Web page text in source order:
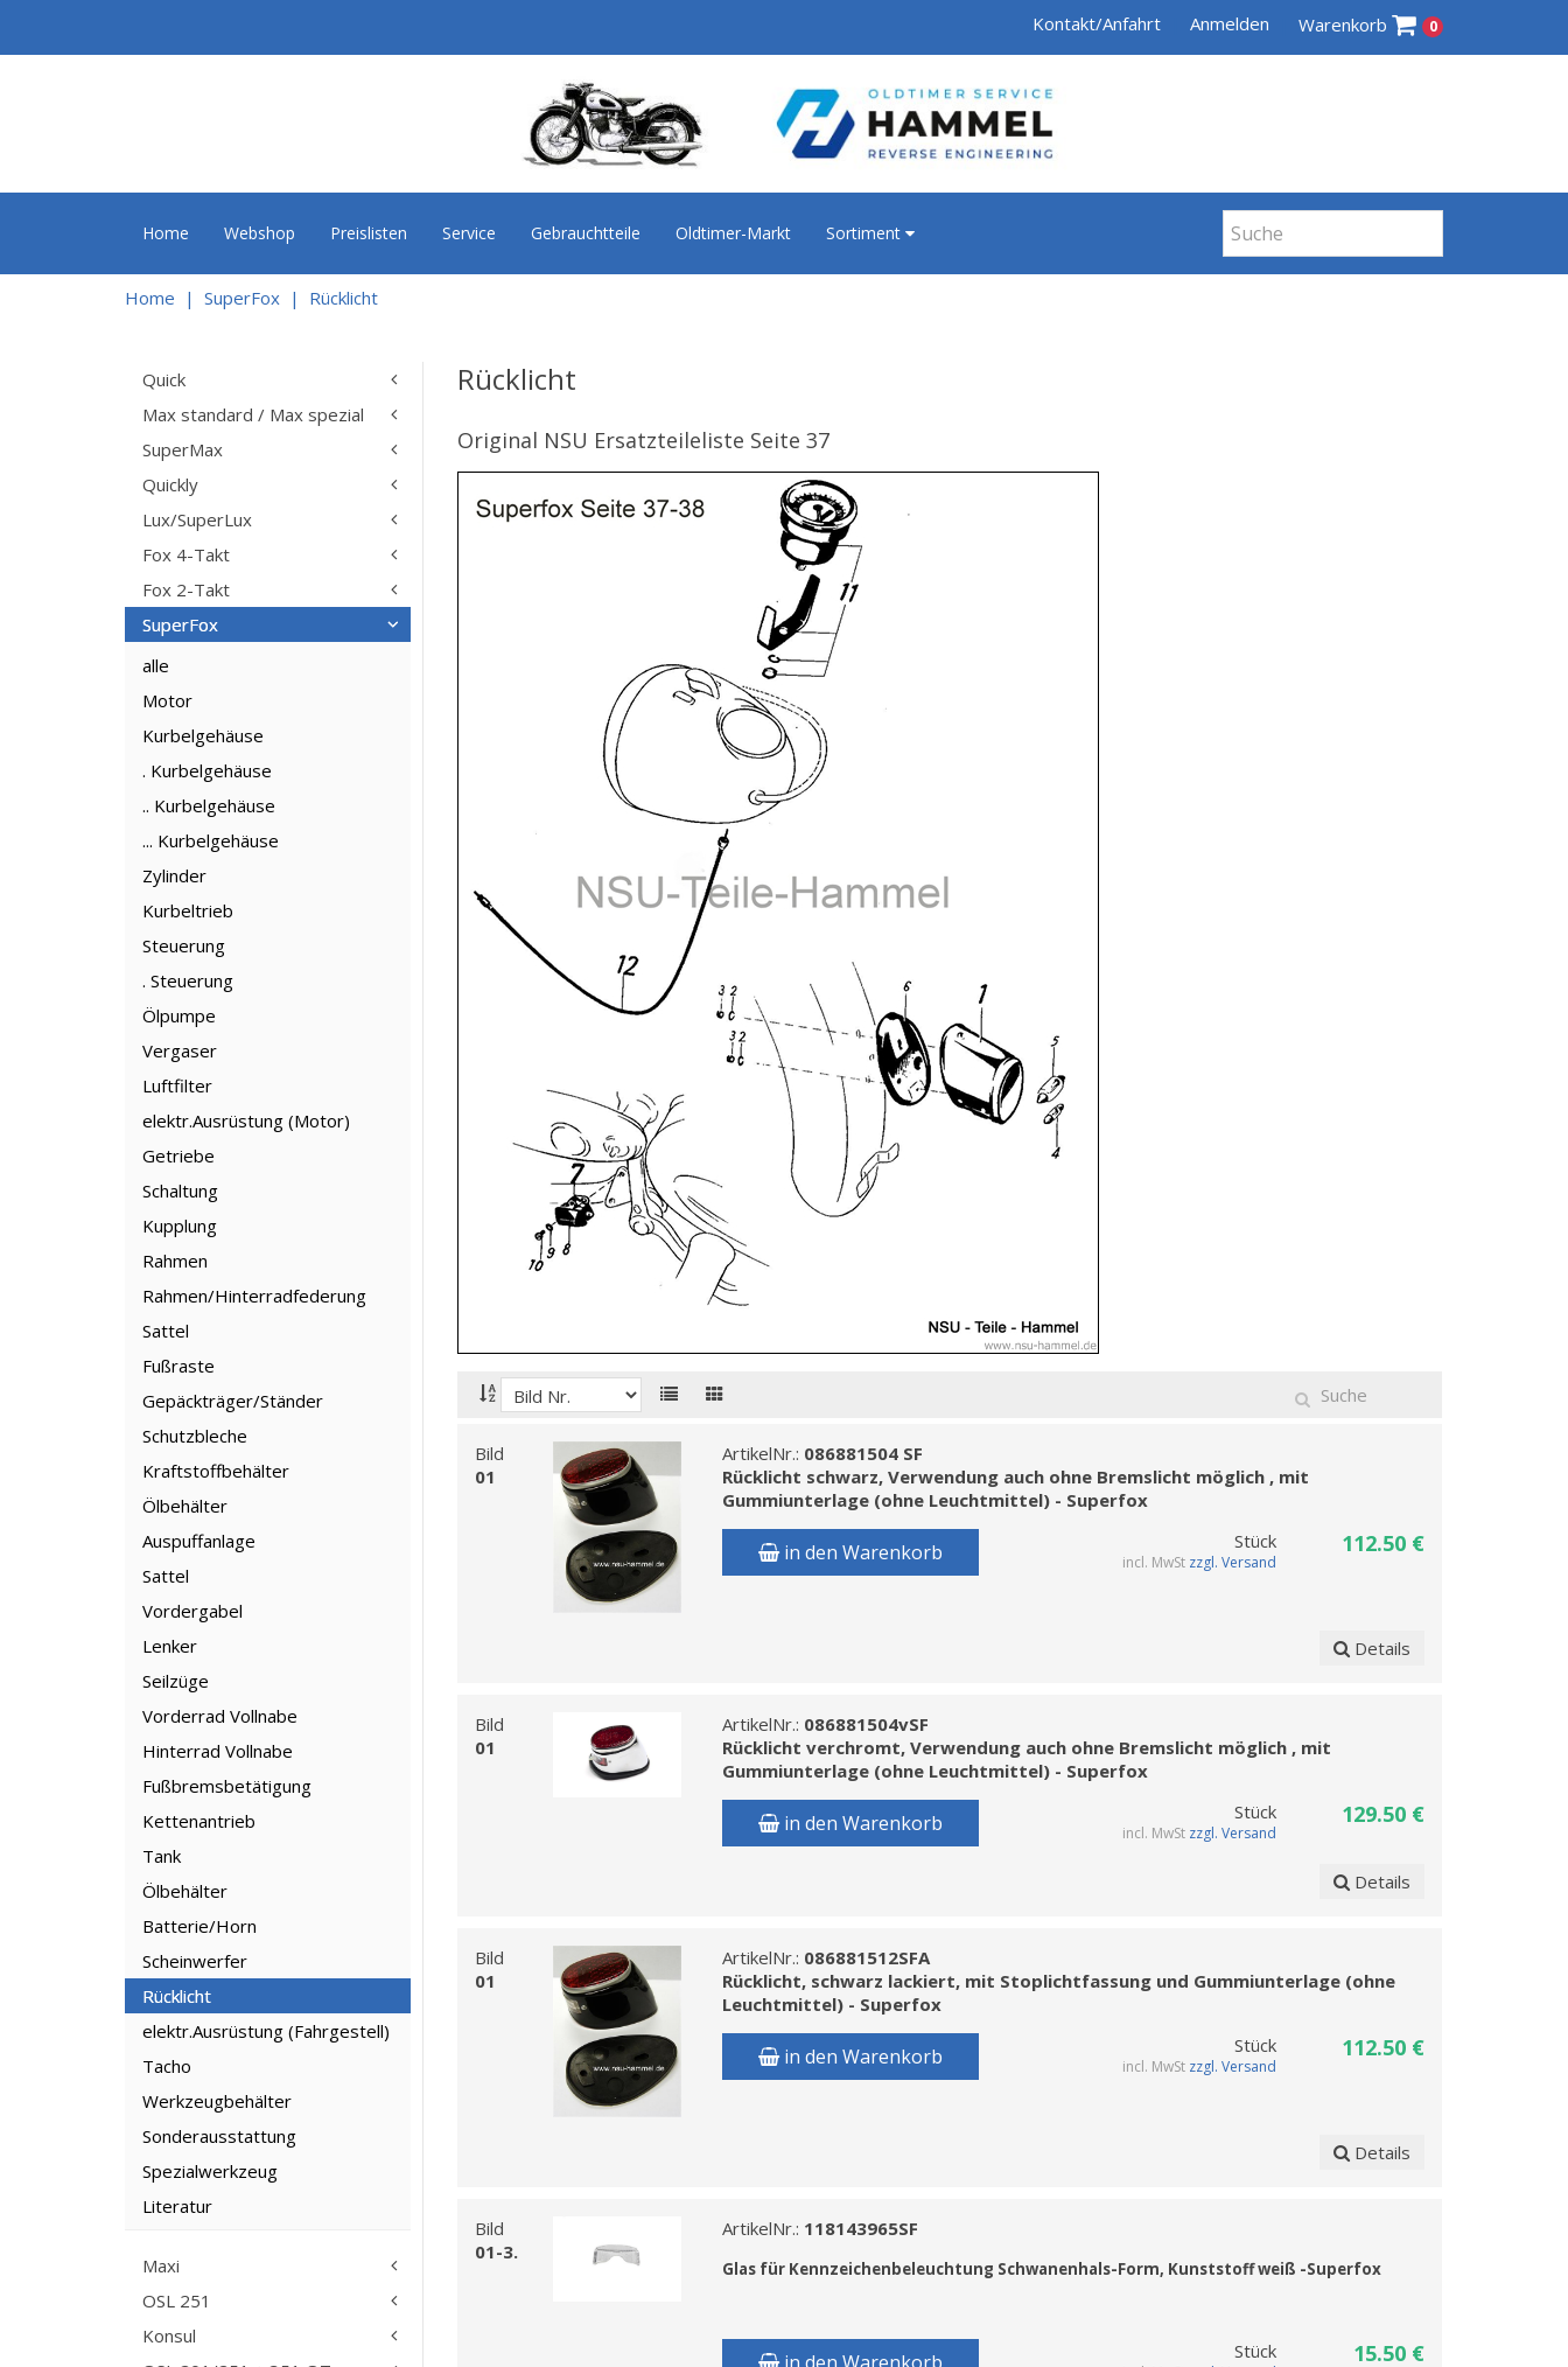
Kontakt/Anfahrt Anmelden Warenkorb 0
Home Webshop Preislisten Service Gebrauchtteile Oldtimer-Markt Sortiment
Home SuperFox Rücklicht
Quick
Max standard / Max spezial
SuperMax
Quickly
Lux/SuperLux
Fox 4-Takt
Fox 2-Takt
SuperFox
alle
Motor
Kurbelgehäuse
. Kurbelgehäuse
.. Kurbelgehäuse
... Kurbelgehäuse
Zylinder
Kurbeltrieb
Steuerung
. Steuerung
Ölpumpe
Vergaser
Luftfilter
elektr.Ausrüstung (Motor)
Getriebe
Schaltung
Kupplung
Rahmen
Rahmen/Hinterradfederung
Sattel
Fußraste
Gepäckträger/Ständer
Schutzbleche
Kraftstoffbehälter
Ölbehälter
Auspuffanlage
Sattel
Vordergabel
Lenker
Seilzüge
Vorderrad Vollnabe
Hinterrad Vollnabe
Fußbremsbetätigung
Kettenantrieb
Tank
Ölbehälter
Batterie/Horn
Scheinwerfer
Rücklicht
elektr.Ausrüstung (Fahrgestell)
Tacho
Werkzeugbehälter
Sonderausstattung
Spezialwerkzeug
Literatur
Maxi
OSL 251
Konsul
Rücklicht
Original NSU Ersatzteileliste Seite 37
Bild
01
ArtikelNr.: 086881504 SF
Rücklicht schwarz, Verwendung auch ohne Bremslicht möglich , mit
Gummiunterlage (ohne Leuchtmittel) - Superfox
in den Warenkorb Stück
incl. MwSt zzgl. Versand
112.50 €
Details
Bild
01
ArtikelNr.: 086881504vSF
Rücklicht verchromt, Verwendung auch ohne Bremslicht möglich , mit
Gummiunterlage (ohne Leuchtmittel) - Superfox
in den Warenkorb Stück
incl. MwSt zzgl. Versand
129.50 €
Details
Bild
01
ArtikelNr.: 086881512SFA
Rücklicht, schwarz lackiert, mit Stoplichtfassung und Gummiunterlage (ohne
Leuchtmittel) - Superfox
in den Warenkorb Stück
incl. MwSt zzgl. Versand
112.50 €
Details
Bild
01-3.
ArtikelNr.: 118143965SF
Glas für Kennzeichenbeleuchtung Schwanenhals-Form, Kunststoff weiß -Superfox
Stück 15.50 €